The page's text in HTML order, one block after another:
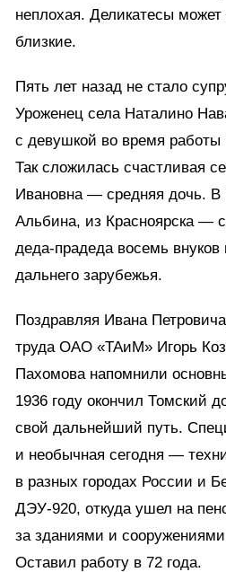
неплохая. Деликатесы может
близкие.
Пять лет назад не стало
Уроженец села Наталино
с девушкой во время
Так сложилась счастливая
Ивановна — средняя дочь. В
Альбина, из Красноярска —
деда-прадеда восемь
дальнего зарубежья.
Поздравляя Ивана
труда ОАО «ТАиМ» Игорь
Пахомова напомнили
1936 году окончил Томский
свой дальнейший путь.
и необычная сегодня —
в разных городах России и
ДЭУ-920, откуда ушел на
за зданиями и сооружениями
Оставил работу в 72 года.